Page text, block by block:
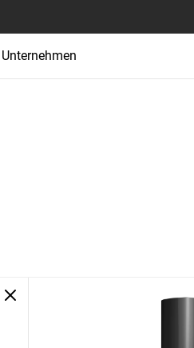
Unternehmen